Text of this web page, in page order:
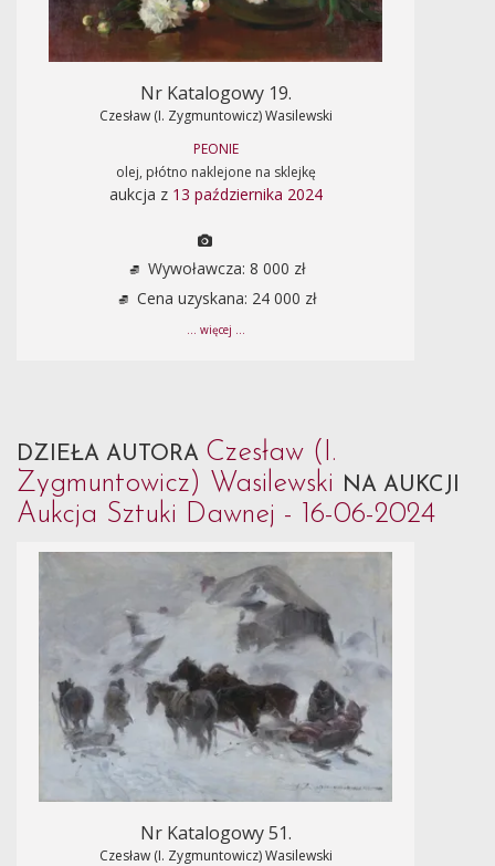
Nr Katalogowy 19.
Czesław (I. Zygmuntowicz) Wasilewski
PEONIE
olej, płótno naklejone na sklejkę
aukcja z 13 października 2024
Wywoławcza: 8 000 zł
Cena uzyskana: 24 000 zł
... więcej ...
DZIEŁA AUTORA Czesław (I.
Zygmuntowicz) Wasilewski NA AUKCJI
Aukcja Sztuki Dawnej - 16-06-2024
Nr Katalogowy 51.
Czesław (I. Zygmuntowicz) Wasilewski